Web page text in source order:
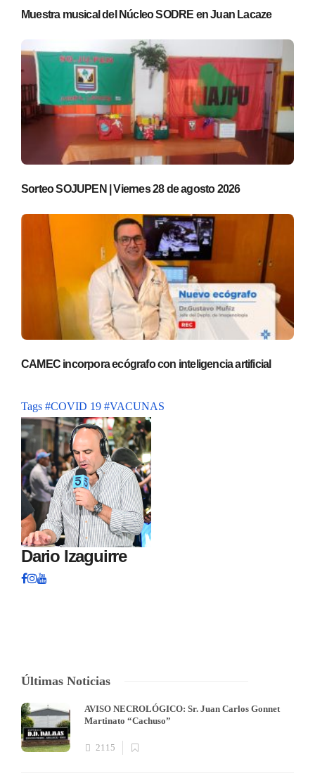
Muestra musical del Núcleo SODRE en Juan Lacaze
Sorteo SOJUPEN | Viernes 28 de agosto 2026
CAMEC incorpora ecógrafo con inteligencia artificial
Tags #COVID 19 #VACUNAS
Dario Izaguirre
Últimas Noticias
AVISO NECROLÓGICO: Sr. Juan Carlos Gonnet
Martinato “Cachuso”
2115